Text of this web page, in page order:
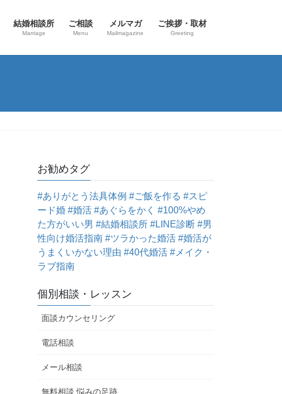
結婚相談所
Marriage
ご相談
Menu
メルマガ
Mailmagazine
ご挨拶・取材
Greeting
お勧めタグ
#ありがとう法具体例 #ご飯を作る #スピ
ード婚 #婚活 #あぐらをかく #100%やめ
た方がいい男 #結婚相談所 #LINE診断 #男
性向け婚活指南 #ツラかった婚活 #婚活が
うまくいかない理由 #40代婚活 #メイク・
ラブ指南
個別相談・レッスン
面談カウンセリング
電話相談
メール相談
無料相談 悩みの足跡